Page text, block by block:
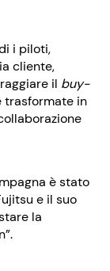
i piloti,
cliente,
il buy-
trasformate in
è stato
e il suo
la